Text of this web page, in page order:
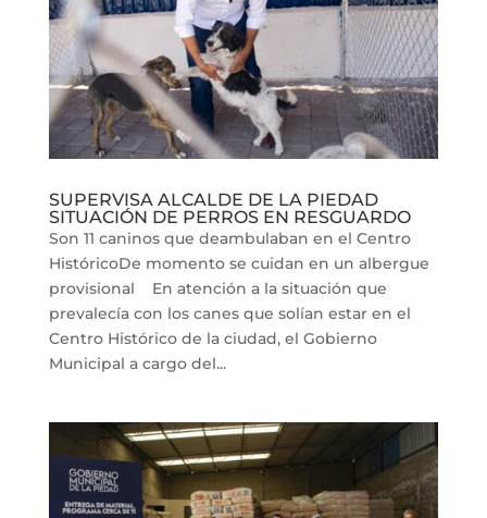
SUPERVISA ALCALDE DE LA PIEDAD
SITUACIÓN DE PERROS EN RESGUARDO
Son 11 caninos que deambulaban en el Centro
HistóricoDe momento se cuidan en un albergue
provisional En atención a la situación que
prevalecía con los canes que solían estar en el
Centro Histórico de la ciudad, el Gobierno
Municipal a cargo del...